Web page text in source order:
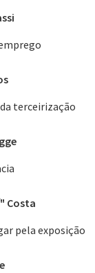
terceirização
Costa
pela exposição